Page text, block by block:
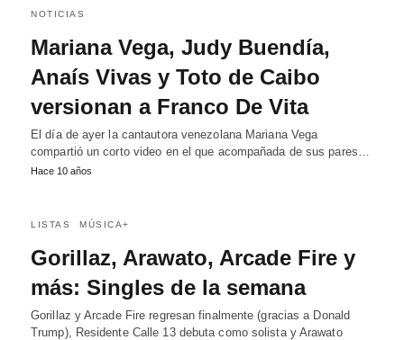
NOTICIAS
Mariana Vega, Judy Buendía,
Anaís Vivas y Toto de Caibo
versionan a Franco De Vita
El día de ayer la cantautora venezolana Mariana Vega
compartió un corto video en el que acompañada de sus pares…
Hace 10 años
LISTAS MÚSICA+
Gorillaz, Arawato, Arcade Fire y
más: Singles de la semana
Gorillaz y Arcade Fire regresan finalmente (gracias a Donald
Trump), Residente Calle 13 debuta como solista y Arawato